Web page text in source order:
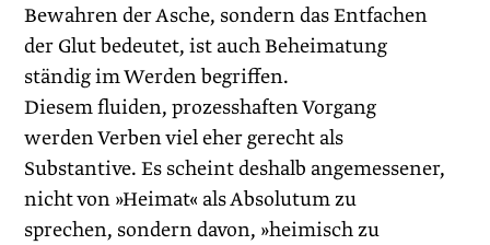
Bewahren der Asche, sondern das Entfachen
der Glut bedeutet, ist auch Beheimatung
ständig im Werden begriffen.
Diesem fluiden, prozesshaften Vorgang
werden Verben viel eher gerecht als
Substantive. Es scheint deshalb angemessener,
nicht von »Heimat« als Absolutum zu
sprechen, sondern davon, »heimisch zu